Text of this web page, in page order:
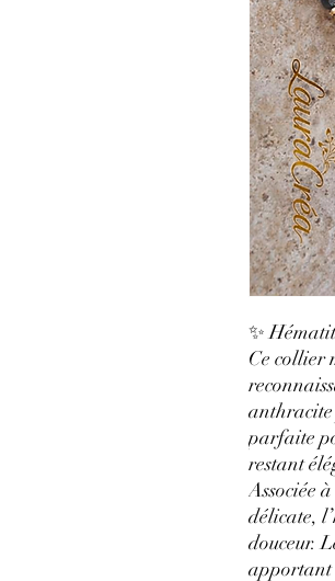
✨
Ce collier
parfaite
restant
Associée
délicate,
douceur.
apportant